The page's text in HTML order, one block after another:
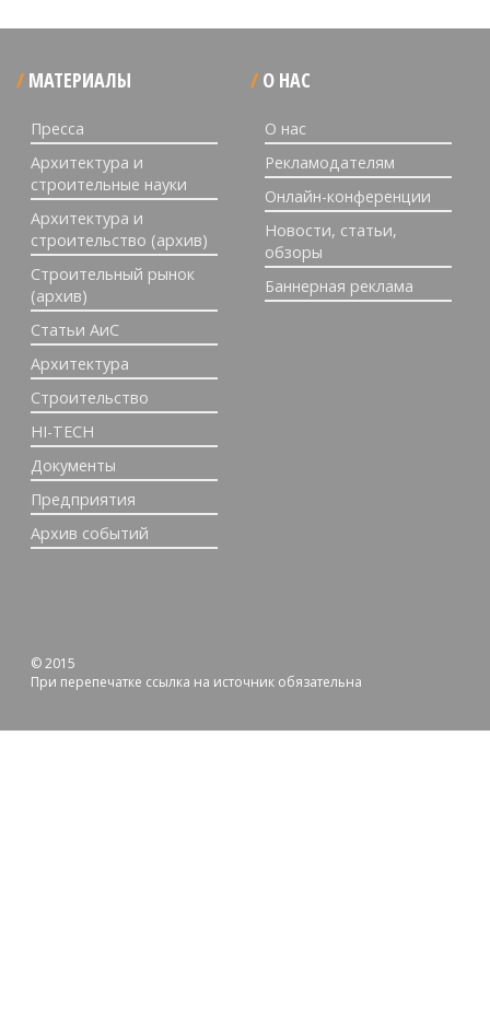
МАТЕРИАЛЫ
Пресса
Архитектура и
строительные науки
Архитектура и
строительство (архив)
Строительный рынок
(архив)
Статьи АиС
Архитектура
Строительство
HI-TECH
Документы
Предприятия
Архив событий
О НАС
О нас
Рекламодателям
Онлайн-конференции
Новости, статьи,
обзоры
Баннерная реклама
© 2015
При перепечатке ссылка на источник обязательна